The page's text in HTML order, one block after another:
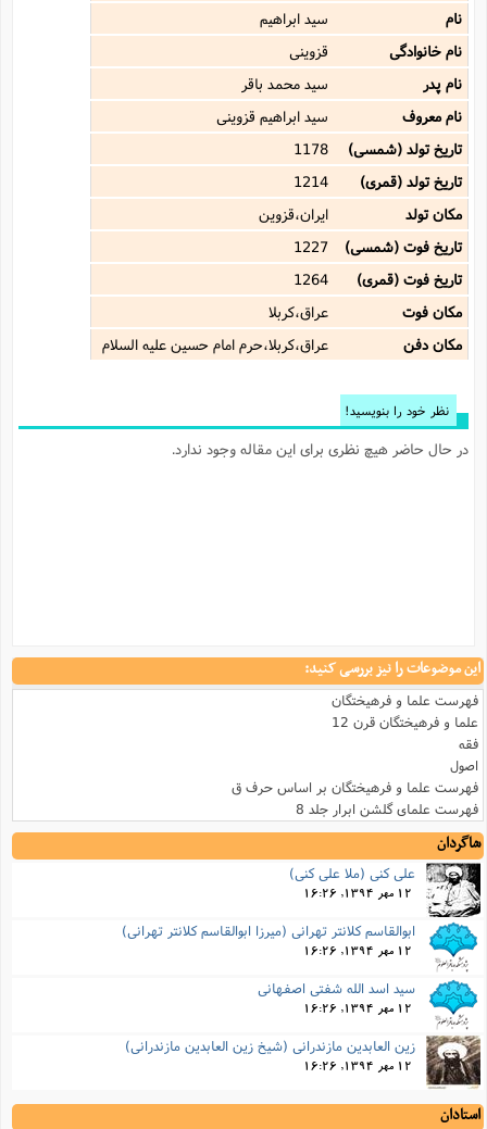
نام
سید ابراهیم
نام خانوادگی
قزوینى
نام پدر
سید محمد باقر
نام معروف
سید ابراهیم قزوینى
تاریخ تولد (شمسی)
1178
تاریخ تولد (قمری)
1214
مکان تولد
ایران،قزوین
تاریخ فوت (شمسی)
1227
تاریخ فوت (قمری)
1264
مکان فوت
عراق،کربلا
مکان دفن
عراق،کربلا،حرم امام حسین علیه السلام
نظر خود را بنویسید!
در حال حاضر هیچ نظری برای این مقاله وجود ندارد.
این موضوعات را نیز بررسی کنید:
فهرست علما و فرهیختگان
علما و فرهیختگان قرن 12
فقه
اصول
فهرست علما و فرهیختگان بر اساس حرف ق
فهرست علمای گلشن ابرار جلد 8
شاگردان
علی کنی (ملا علی کنی)
12 مهر 1394, 16:26
ابوالقاسم کلانتر تهرانی (میرزا ابوالقاسم کلانتر تهرانی)
12 مهر 1394, 16:26
سید اسد الله شفتی اصفهانی
12 مهر 1394, 16:26
زین العابدین مازندرانی (شیخ زین العابدین مازندرانی)
12 مهر 1394, 16:26
استادان